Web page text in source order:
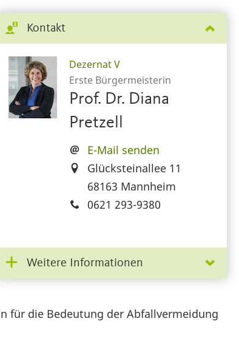
Kontakt
Dezernat V
Erste Bürgermeisterin
Prof. Dr. Diana
Pretzell
E-Mail senden
Glücksteinallee 11
68163 Mannheim
0621 293-9380
Weitere Informationen
für die Bedeutung der Abfallvermeidung